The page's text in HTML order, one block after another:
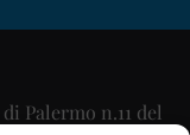
Palermo n.11 del